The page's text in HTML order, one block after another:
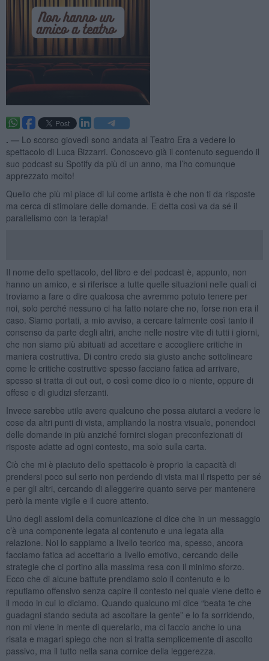
. — Lo scorso giovedì sono andata al Teatro Era a vedere lo
spettacolo di Luca Bizzarri. Conoscevo già il contenuto seguendo il
suo podcast su Spotify da più di un anno, ma l’ho comunque
apprezzato molto!
Quello che più mi piace di lui come artista è che non ti da risposte
ma cerca di stimolare delle domande. E detta così va da sé il
parallelismo con la terapia!
Il nome dello spettacolo, del libro e del podcast è, appunto, non
hanno un amico, e si riferisce a tutte quelle situazioni nelle quali ci
troviamo a fare o dire qualcosa che avremmo potuto tenere per
noi, solo perché nessuno ci ha fatto notare che no, forse non era il
caso. Siamo portati, a mio avviso, a cercare talmente così tanto il
consenso da parte degli altri, anche nelle nostre vite di tutti i giorni,
che non siamo più abituati ad accettare e accogliere critiche in
maniera costruttiva. Di contro credo sia giusto anche sottolineare
come le critiche costruttive spesso facciano fatica ad arrivare,
spesso si tratta di out out, o così come dico io o niente, oppure di
offese e di giudizi sferzanti.
Invece sarebbe utile avere qualcuno che possa aiutarci a vedere le
cose da altri punti di vista, ampliando la nostra visuale, ponendoci
delle domande in più anziché fornirci slogan preconfezionati di
risposte adatte ad ogni contesto, ma solo sulla carta.
Ciò che mi è piaciuto dello spettacolo è proprio la capacità di
prendersi poco sul serio non perdendo di vista mai il rispetto per sé
e per gli altri, cercando di alleggerire quanto serve per mantenere
però la mente vigile e il cuore attento.
Uno degli assiomi della comunicazione ci dice che in un messaggio
c’è una componente legata al contenuto e una legata alla
relazione. Noi lo sappiamo a livello teorico ma, spesso, ancora
facciamo fatica ad accettarlo a livello emotivo, cercando delle
strategie che ci portino alla massima resa con il minimo sforzo.
Ecco che di alcune battute prendiamo solo il contenuto e lo
reputiamo offensivo senza capire il contesto nel quale viene detto e
il modo in cui lo diciamo. Quando qualcuno mi dice “beata te che
guadagni stando seduta ad ascoltare la gente” e lo fa sorridendo,
non mi viene in mente di querelarlo, ma ci faccio anche io una
risata e magari spiego che non si tratta semplicemente di ascolto
passivo, ma il tutto nella sana cornice della leggerezza.